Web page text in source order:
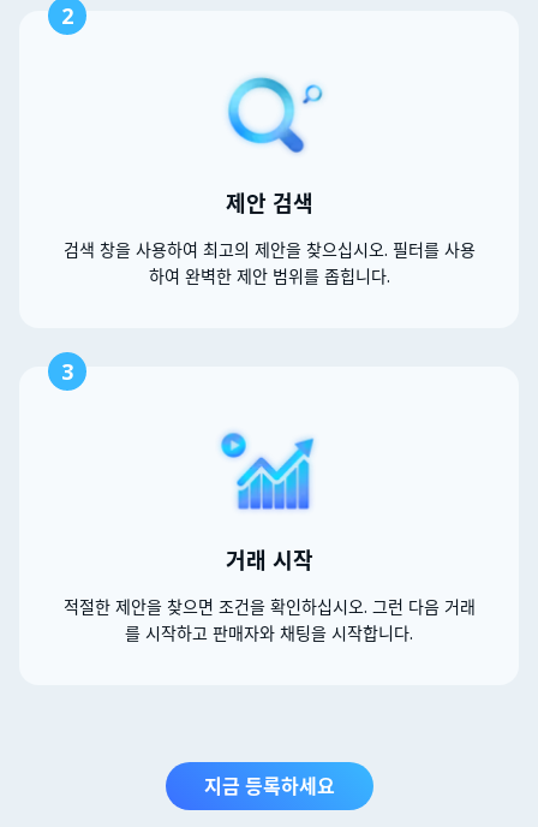
2
제안 검색
검색 창을 사용하여 최고의 제안을 찾으십시오. 필터를 사용
하여 완벽한 제안 범위를 좁힙니다.
3
거래 시작
적절한 제안을 찾으면 조건을 확인하십시오. 그런 다음 거래
를 시작하고 판매자와 채팅을 시작합니다.
지금 등록하세요